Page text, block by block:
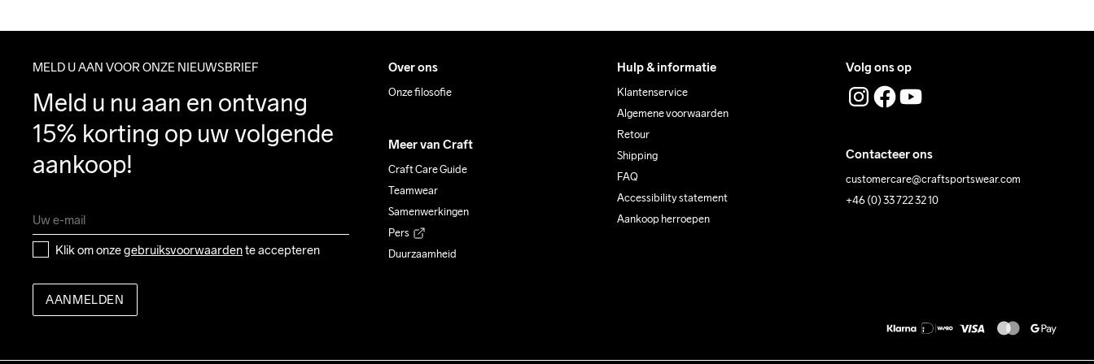
MELD U AAN VOOR ONZE NIEUWSBRIEF
Meld u nu aan en ontvang
15% korting op uw volgende
aankoop!
Klik om onze gebruiksvoorwaarden te accepteren
AANMELDEN
Over ons
Onze filosofie
Meer van Craft
Craft Care Guide
Teamwear
Samenwerkingen
Pers
Duurzaamheid
Hulp & informatie
Klantenservice
Algemene voorwaarden
Retour
Shipping
FAQ
Accessibility statement
Aankoop herroepen
Volg ons op
Contacteer ons
customercare@craftsportswear.com
+46 (0) 33 722 32 10